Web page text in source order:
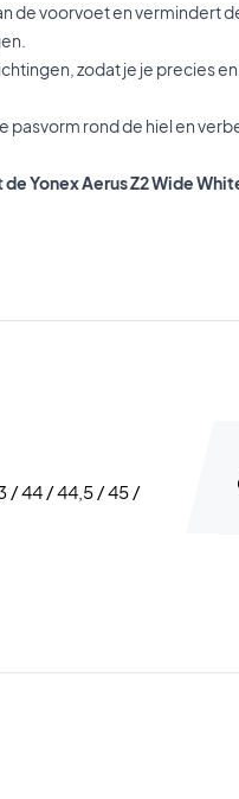
de voorvoet en vermindert
zodat je je precies
pasvorm rond de hiel en
Yonex Aerus Z2 Wide
/ 44 / 44,5 / 45 /